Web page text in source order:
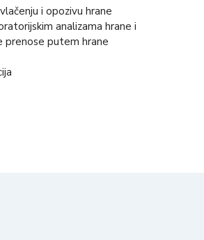
i opozivu hrane
analizama hrane i
prenose putem hrane